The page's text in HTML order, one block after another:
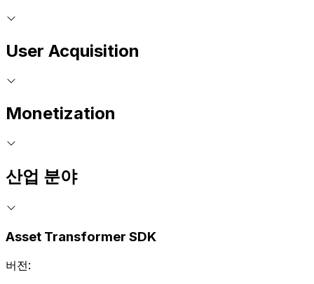
User Acquisition
Monetization
산업 분야
Asset Transformer SDK
버전: